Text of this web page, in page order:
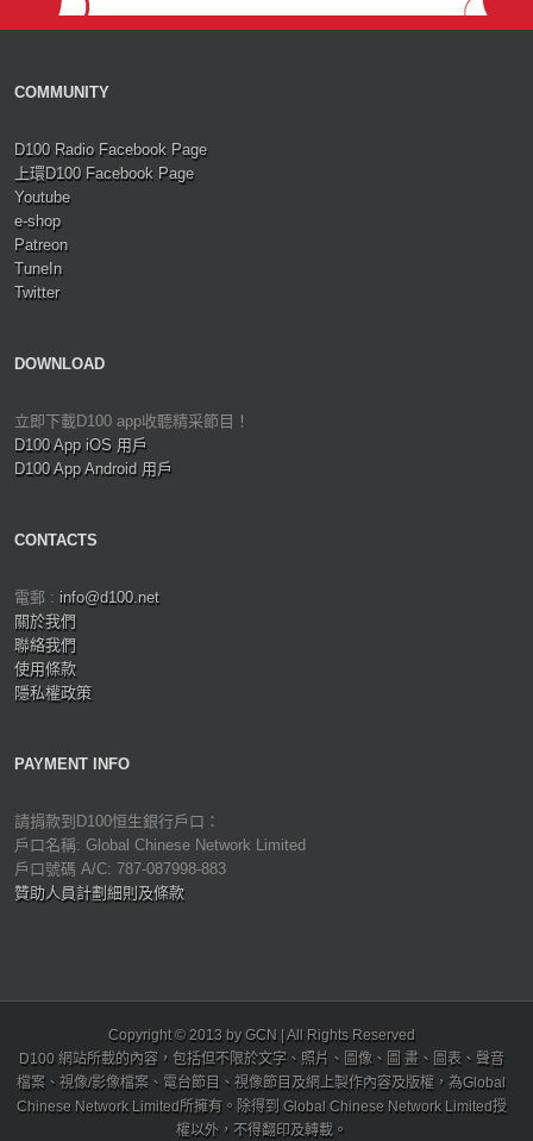
COMMUNITY
D100 Radio Facebook Page
上環D100 Facebook Page
Youtube
e-shop
Patreon
TuneIn
Twitter
DOWNLOAD
立即下載D100 app收聽精采節目！
D100 App iOS 用戶
D100 App Android 用戶
CONTACTS
電郵 : info@d100.net
關於我們
聯絡我們
使用條款
隱私權政策
PAYMENT INFO
請捐款到D100恒生銀行戶口：
戶口名稱: Global Chinese Network Limited
戶口號碼 A/C: 787-087998-883
贊助人員計劃細則及條款
Copyright © 2013 by GCN | All Rights Reserved
D100 網站所載的內容，包括但不限於文字、照片、圖像、圖 畫、圖表、聲音
檔案、視像/影像檔案、電台節目、視像節目及網上製作內容及版權，為Global
Chinese Network Limited所擁有。除得到 Global Chinese Network Limited授
權以外，不得翻印及轉載。